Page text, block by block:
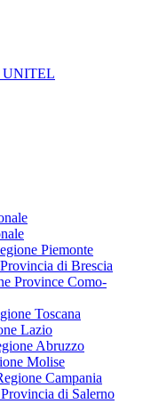
UNITEL
Piemonte
di Brescia
Province Como-
Toscana
Lazio
Abruzzo
Molise
Campania
di Salerno